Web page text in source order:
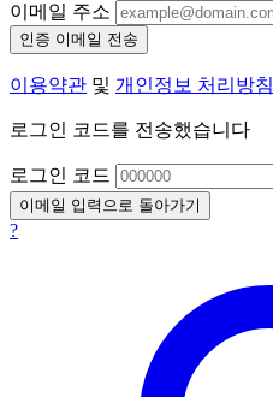
이메일 주소
인증 이메일 전송
이용약관 및 개인정보 처리방침
로그인 코드를 전송했습니다
로그인 코드
이메일 입력으로 돌아가기
?